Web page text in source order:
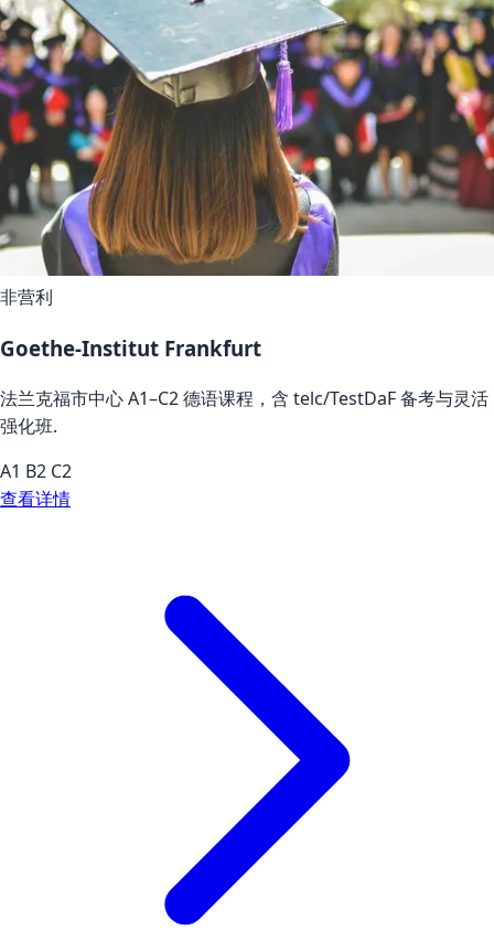
非营利
Goethe-Institut Frankfurt
法兰克福市中心 A1–C2 德语课程，含 telc/TestDaF 备考与灵活
强化班.
A1 B2 C2
查看详情